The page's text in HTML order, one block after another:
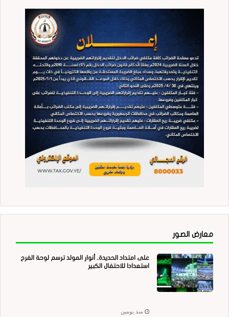
معارض الصور
على امتداد الحديدة.. أنوار المولد ترسم لوحة الفرح
استعدادا للاحتفال الكبير
منذ يومين